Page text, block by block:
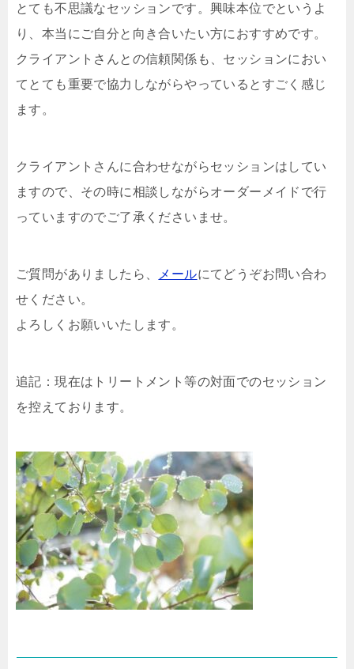
とても不思議なセッションです。興味本位でというよ
り、本当にご自分と向き合いたい方におすすめです。
クライアントさんとの信頼関係も、セッションにおい
てとても重要で協力しながらやっているとすごく感じ
ます。
クライアントさんに合わせながらセッションはしてい
ますので、その時に相談しながらオーダーメイドで行
っていますのでご了承くださいませ。
ご質問がありましたら、 メールにてどうぞお問い合わ
せください。
よろしくお願いいたします。
追記：現在はトリートメント等の対面でのセッション
を控えております。